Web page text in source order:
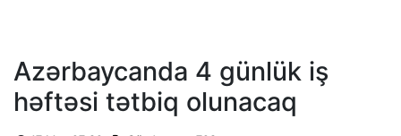
Azərbaycanda 4 günlük iş
həftəsi tətbiq olunacaq